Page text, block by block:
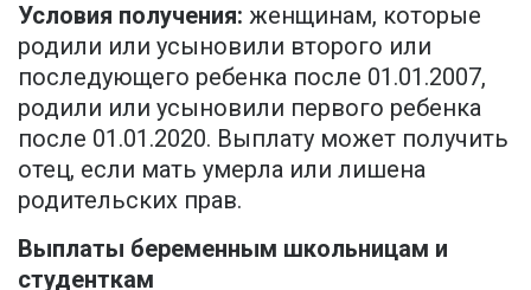
Условия получения: женщинам, которые
родили или усыновили второго или
последующего ребенка после 01.01.2007,
родили или усыновили первого ребенка
после 01.01.2020. Выплату может получить
отец, если мать умерла или лишена
родительских прав.
Выплаты беременным школьницам и
студенткам